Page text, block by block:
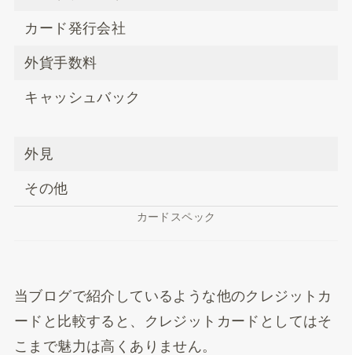
カード発行会社
外貨手数料
キャッシュバック
外見
その他
カードスペック
当ブログで紹介しているような他のクレジットカ
ードと比較すると、クレジットカードとしてはそ
こまで魅力は高くありません。